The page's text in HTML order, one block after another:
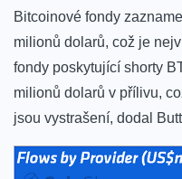
Bitcoinové fondy
milionů dolarů, což je
fondy poskytující shorty
milionů dolarů v přílivu,
jsou vystrašení, dodal